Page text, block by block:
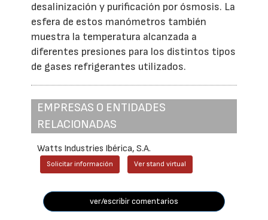
desalinización y purificación por ósmosis. La
esfera de estos manómetros también
muestra la temperatura alcanzada a
diferentes presiones para los distintos tipos
de gases refrigerantes utilizados.
EMPRESAS O ENTIDADES
RELACIONADAS
Watts Industries Ibérica, S.A.
Solicitar información Ver stand virtual
ver/escribir comentarios